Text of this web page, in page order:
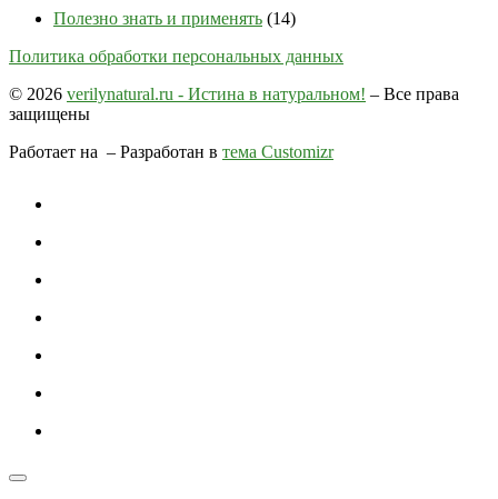
Полезно знать и применять (14)
Политика обработки персональных данных
© 2026 verilynatural.ru - Истина в натуральном! – Все права
защищены
Работает на – Разработан в тема Customizr